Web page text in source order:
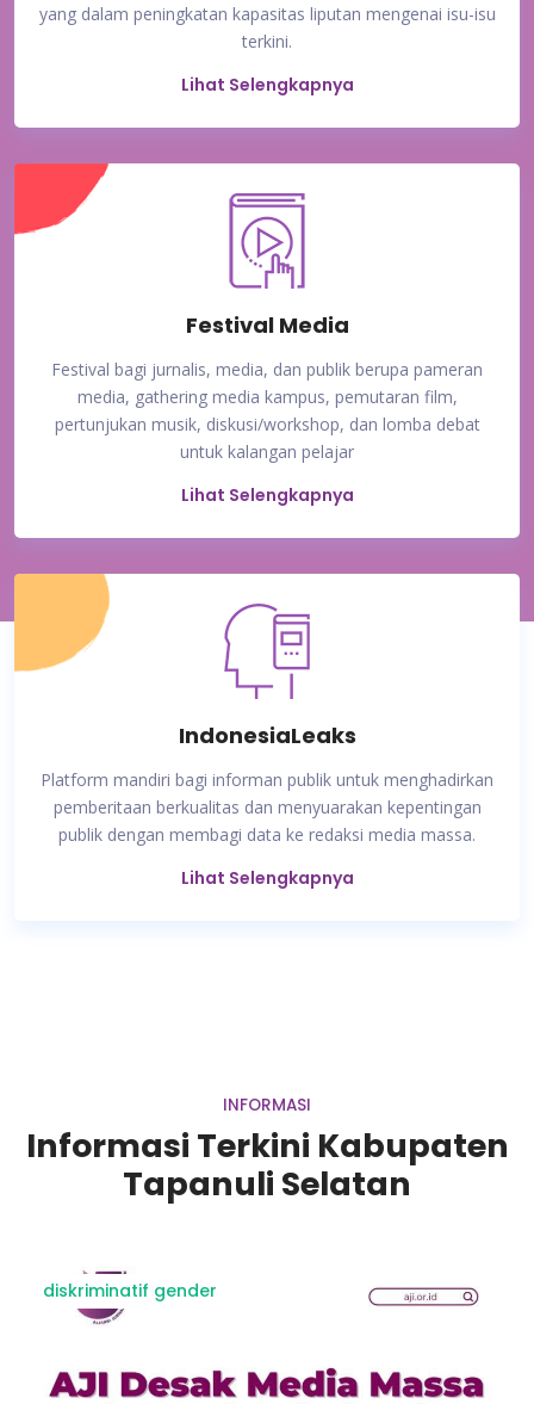
yang dalam peningkatan kapasitas liputan mengenai isu-isu
terkini.
Lihat Selengkapnya
Festival Media
Festival bagi jurnalis, media, dan publik berupa pameran
media, gathering media kampus, pemutaran film,
pertunjukan musik, diskusi/workshop, dan lomba debat
untuk kalangan pelajar
Lihat Selengkapnya
IndonesiaLeaks
Platform mandiri bagi informan publik untuk menghadirkan
pemberitaan berkualitas dan menyuarakan kepentingan
publik dengan membagi data ke redaksi media massa.
Lihat Selengkapnya
INFORMASI
Informasi Terkini Kabupaten
Tapanuli Selatan
diskriminatif gender